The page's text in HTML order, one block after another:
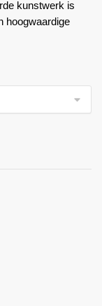
kunstwerk is
hoogwaardige